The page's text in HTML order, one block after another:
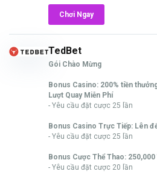
Chơi Ngay
TedBet
Gói Chào Mừng
Bonus Casino: 200% tiền
Lượt Quay Miễn Phí
- Yêu cầu đặt cược 25 lần
Bonus Casino Trực Tiếp: Lên
- Yêu cầu đặt cược 25 lần
Bonus Cược Thể Thao: 250,000
- Yêu cầu đặt cược 20 lần